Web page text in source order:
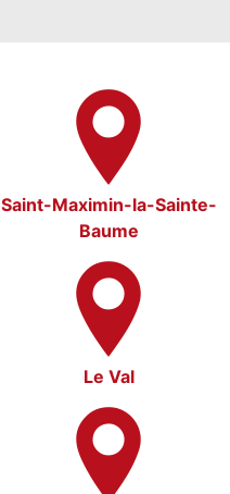
Saint-Maximin-la-Sainte-
Baume
Le Val